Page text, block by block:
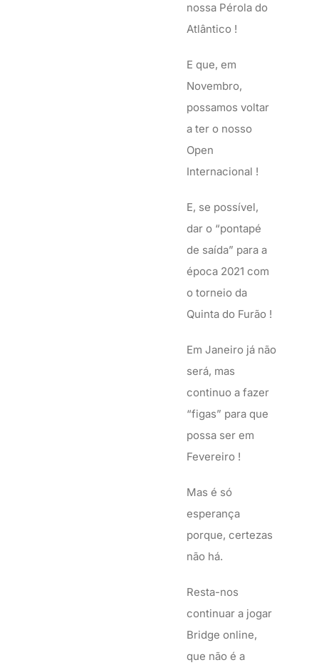
nossa Pérola do
Atlântico !
E que, em
Novembro,
possamos voltar
a ter o nosso
Open
Internacional !
E, se possível,
dar o “pontapé
de saída” para a
época 2021 com
o torneio da
Quinta do Furão !
Em Janeiro já não
será, mas
continuo a fazer
“figas” para que
possa ser em
Fevereiro !
Mas é só
esperança
porque, certezas
não há.
Resta-nos
continuar a jogar
Bridge online,
que não é a